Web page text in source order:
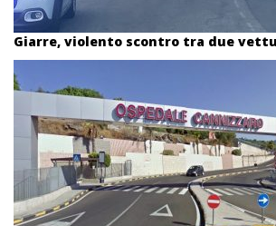
Giarre, violento scontro tra due